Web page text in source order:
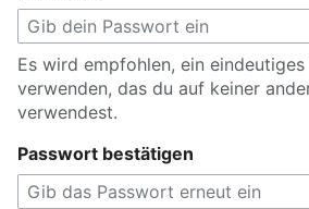
Es wird empfohlen, ein
verwenden, das du auf keiner
verwendest.
Passwort bestätigen